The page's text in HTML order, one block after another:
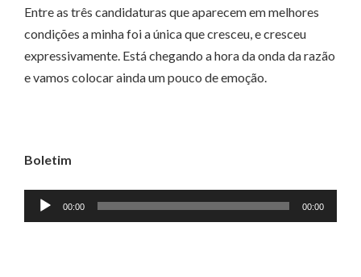
Entre as três candidaturas que aparecem em melhores
condições a minha foi a única que cresceu, e cresceu
expressivamente. Está chegando a hora da onda da razão
e vamos colocar ainda um pouco de emoção.
Boletim
Tocador
de
00:00 00:00